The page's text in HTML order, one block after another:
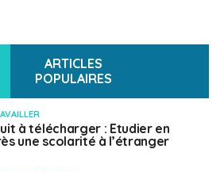
ARTICLES
POPULAIRES
à télécharger : Etudier en
une scolarité à l’étranger